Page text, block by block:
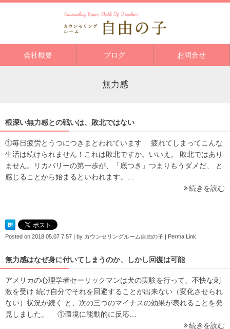
会社概要 ブログ お問合せ
無力感
根深い無力感との戦いは、敗北ではない
①毎日疲労とうつにつきまとわれています 疲れてしまってこんな
生活は続けられません！これは敗北ですか。いいえ。 敗北ではあり
ません。リカバリーの第一歩が、「底つき」つまりもうダメだ、 と
感じることから始まるといわれます。…
続きを読む
Posted on 2018.05.07 7:57 | by カウンセリングルーム自由の子 | Perma Link
無力感はなぜ身に付いてしまうのか、しかし回復は可能
アメリカの心理学者セーリックマンは犬の実験を行って、不快な刺
激を受け 続け自分でそれを回避することが出来ない（変化させられ
ない）状況が続く と、次の三つのマイナスの効果が表れることを発
見しました。 ①環境に能動的に反応…
続きを読む